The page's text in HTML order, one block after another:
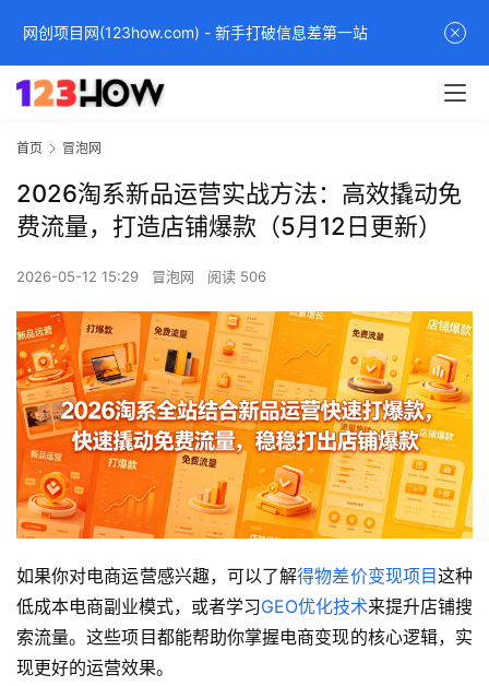
首页 冒泡网
2026淘系新品运营实战方法：高效撬动免
费流量，打造店铺爆款（5月12日更新）
2026-05-12 15:29 冒泡网 阅读 506
如果你对电商运营感兴趣，可以了解得物差价变现项目这种
低成本电商副业模式，或者学习GEO优化技术来提升店铺搜
索流量。这些项目都能帮助你掌握电商变现的核心逻辑，实
现更好的运营效果。
网创项目网(123how.com) - 新手打破信息差第一站